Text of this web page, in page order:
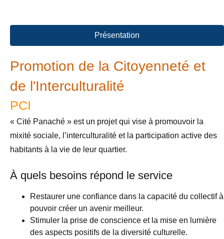
Présentation
Promotion de la Citoyenneté et
de l'Interculturalité
PCI
« Cité Panaché » est un projet qui vise à promouvoir la
mixité sociale, l’interculturalité et la participation active des
habitants à la vie de leur quartier.
À quels besoins répond le service
Restaurer une confiance dans la capacité du collectif à
pouvoir créer un avenir meilleur.
Stimuler la prise de conscience et la mise en lumière
des aspects positifs de la diversité culturelle.